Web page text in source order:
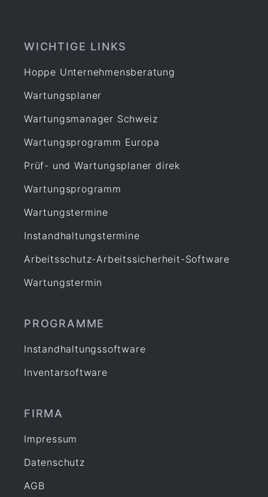
WICHTIGE LINKS
Hoppe Unternehmensberatung
Wartungsplaner
Wartungsmanager Schweiz
Wartungsprogramm Europa
Prüf- und Wartungsplaner direk
Wartungsprogramm
Wartungstermine
Instandhaltungstermine
Arbeitsschutz-Arbeitssicherheit-Software
Wartungstermin
PROGRAMME
Instandhaltungssoftware
Inventarsoftware
FIRMA
Impressum
Datenschutz
AGB